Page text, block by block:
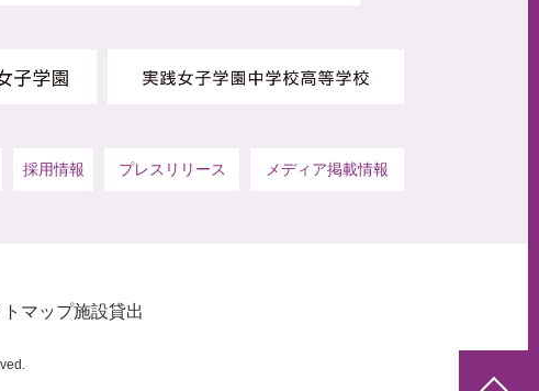
採用情報 プレスリリース メディア掲載情報
マップ施設貸出